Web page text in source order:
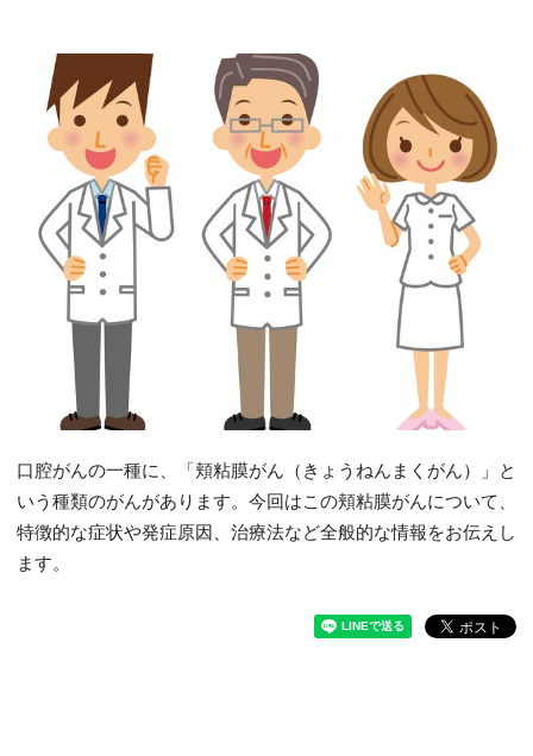
口腔がんの一種に、「頬粘膜がん（きょうねんまくがん）」と
いう種類のがんがあります。今回はこの頬粘膜がんについて、
特徴的な症状や発症原因、治療法など全般的な情報をお伝えし
ます。